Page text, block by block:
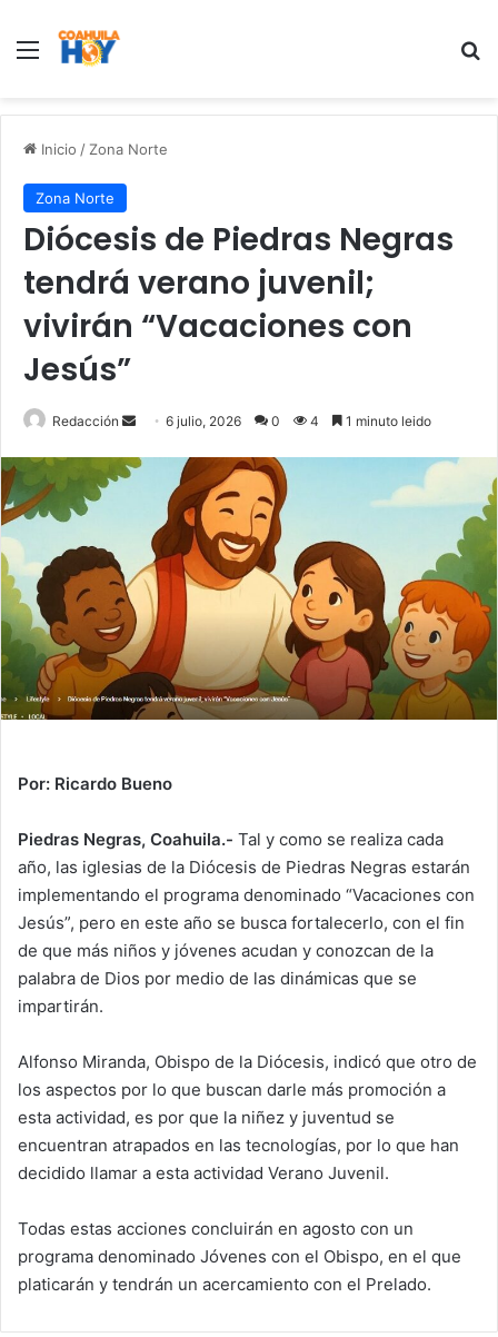
Menu
Inicio / Zona Norte
Zona Norte
Diócesis de Piedras Negras
tendrá verano juvenil;
vivirán “Vacaciones con
Jesús”
Redacción
n
e
a
i
6 julio, 2026 0 4 1 minuto leido
Por: Ricardo Bueno
Piedras Negras, Coahuila.- Tal y como se realiza cada
año, las iglesias de la Diócesis de Piedras Negras estarán
implementando el programa denominado “Vacaciones con
Jesús”, pero en este año se busca fortalecerlo, con el fin
de que más niños y jóvenes acudan y conozcan de la
palabra de Dios por medio de las dinámicas que se
impartirán.
Alfonso Miranda, Obispo de la Diócesis, indicó que otro de
los aspectos por lo que buscan darle más promoción a
esta actividad, es por que la niñez y juventud se
encuentran atrapados en las tecnologías, por lo que han
decidido llamar a esta actividad Verano Juvenil.
Todas estas acciones concluirán en agosto con un
programa denominado Jóvenes con el Obispo, en el que
platicarán y tendrán un acercamiento con el Prelado.